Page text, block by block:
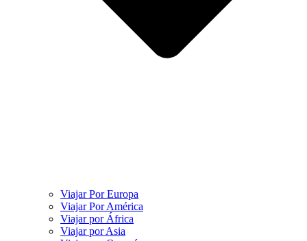
Viajar Por Europa
Viajar Por América
Viajar por África
Viajar por Asia